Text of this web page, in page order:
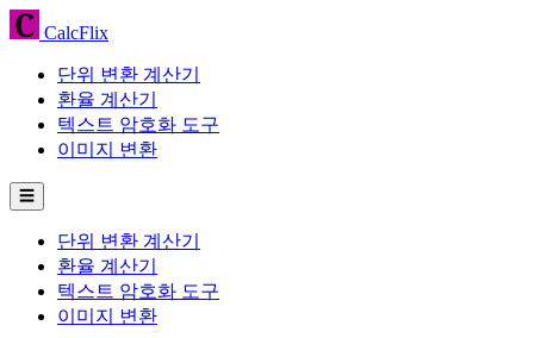
CalcFlix
단위 변환 계산기
환율 계산기
텍스트 암호화 도구
이미지 변환
☰
단위 변환 계산기
환율 계산기
텍스트 암호화 도구
이미지 변환